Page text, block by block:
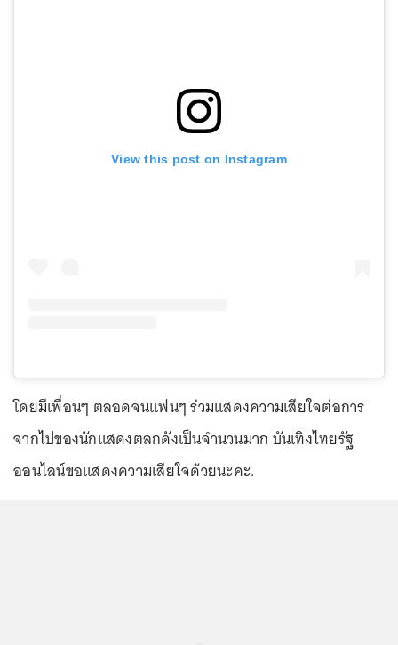
View this post on Instagram
โดยมีเพื่อนๆ ตลอดจนแฟนๆ ร่วมแสดงความเสียใจต่อการ
จากไปของนักแสดงตลกดังเป็นจำนวนมาก บันเทิงไทยรัฐ
ออนไลน์ขอแสดงความเสียใจด้วยนะคะ.